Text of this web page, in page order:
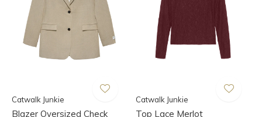
Catwalk Junkie
Blazer Oversized Check
Catwalk Junkie
Top Lace Merlot